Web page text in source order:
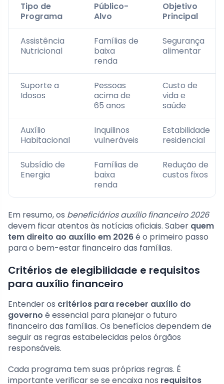
Tipo de
Programa
Público-
Alvo
Objetivo
Principal
Assistência
Nutricional
Famílias de
baixa
renda
Segurança
alimentar
Suporte a
Idosos
Pessoas
acima de
65 anos
Custo de
vida e
saúde
Auxílio
Habitacional
Inquilinos
vulneráveis
Estabilidade
residencial
Subsídio de
Energia
Famílias de
baixa
renda
Redução de
custos fixos
Em resumo, os beneficiários auxílio financeiro 2026
devem ficar atentos às notícias oficiais. Saber quem
tem direito ao auxílio em 2026é o primeiro passo
para o bem-estar financeiro das famílias.
Critérios de elegibilidade e requisitos
para auxílio financeiro
Entender os critérios para receber auxílio do
governo é essencial para planejar o futuro
financeiro das famílias. Os benefícios dependem de
seguir as regras estabelecidas pelos órgãos
responsáveis.
Cada programa tem suas próprias regras. É
importante verificar se se encaixa nos requisitos